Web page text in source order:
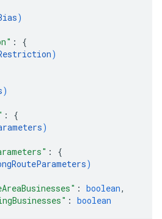
)
: {
)
)
: {
)
: {
)
: boolean,
: boolean